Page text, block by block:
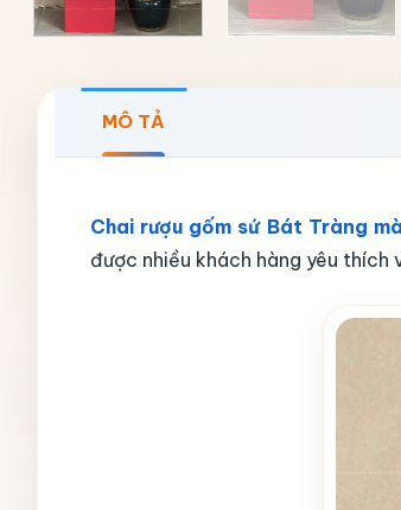
MÔ TẢ
Chai rượu gốm sứ Bát Tràng
được nhiều khách hàng yêu